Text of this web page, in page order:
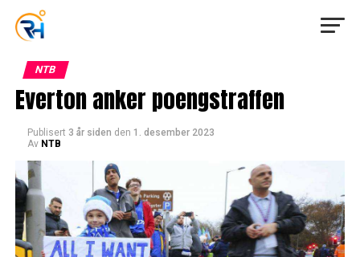
NTB
Everton anker poengstraffen
Publisert 3 år siden den 1. desember 2023
Av NTB